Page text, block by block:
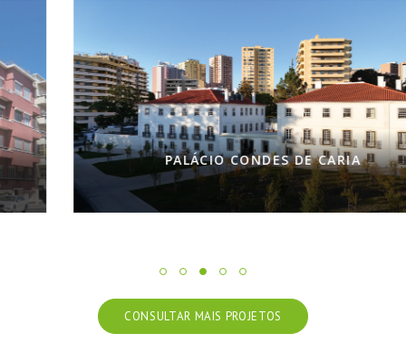
PALÁCIO CONDES DE CARIA
CONSULTAR MAIS PROJETOS